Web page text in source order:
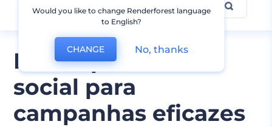
Mockups de mídia
social para
campanhas eficazes
Mídia social
Would you like to change Renderforest language
to English?
CHANGE No, thanks